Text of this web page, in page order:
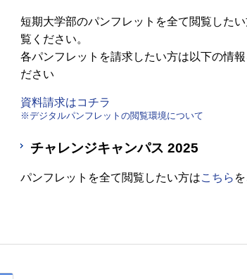
短期大学部のパンフレットを全て閲覧した
覧ください。
各パンフレットを請求したい方は以下の情報
ださい
資料請求はコチラ
※デジタルパンフレットの閲覧環境について
チャレンジキャンパス 2025
パンフレットを全て閲覧したい方はこちら